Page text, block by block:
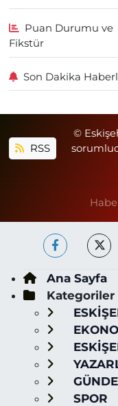
Puan Durumu ve
Fikstür
Son Dakika
RSS
©
Ana Sayfa
Kategoriler
SPOR